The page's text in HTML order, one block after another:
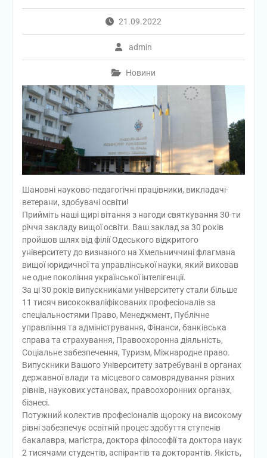
21.09.2022
admin
Новини
Шановні науково-педагогічні працівники, викладачі-
ветерани, здобувачі освіти!
Прийміть наші щирі вітання з нагоди святкування 30-ти
річчя закладу вищої освіти. Ваш заклад за 30 років
пройшов шлях від філії Одеського відкритого
університету до визнаного на Хмельниччині флагмана
вищої юридичної та управлінської науки, який виховав
не одне покоління української інтелігенції.
За ці 30 років випускниками університету стали більше
11 тисяч висококваліфікованих професіоналів за
спеціальностями Право, Менеджмент, Публічне
управління та адміністрування, Фінанси, банківська
справа та страхування, Правоохоронна діяльність,
Соціальне забезпечення, Туризм, Міжнародне право.
Випускники Вашого Університету затребувані в органах
державної влади та місцевого самоврядування різних
рівнів, наукових установах, правоохоронних органах,
бізнесі.
Потужний колектив професіоналів щороку на високому
рівні забезпечує освітній процес здобуття ступенів
бакалавра, магістра, доктора філософії та доктора наук
2 тисячами студентів, аспірантів та докторантів. Якість,